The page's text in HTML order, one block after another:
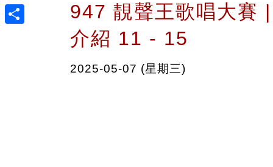
Pinterest
947 靚聲王歌唱大賽
介紹 11 - 15
2025-05-07 (星期三)